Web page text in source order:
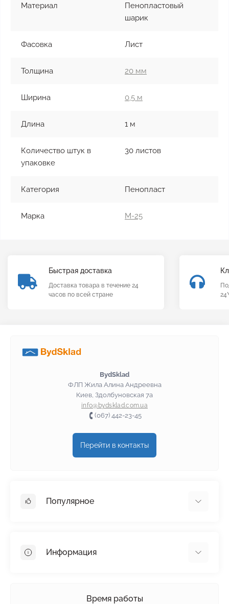
Материал
Пенопластовый
шарик
Фасовка Лист
Толщина 20 мм
Ширина 0,5 м
Длина 1 м
Количество штук в
упаковке
30 листов
Категория Пенопласт
Марка М-25
Быстрая доставка
Доставка товара в течение 24
часов по всей стране
BydSklad
ФЛП Жила Алина Андреевна
Киев, Здолбуновская 7а
info@bydsklad.com.ua
(067) 442-23-45
Перейти в контакты
Популярное
Пенопласт
Информация
Время работы